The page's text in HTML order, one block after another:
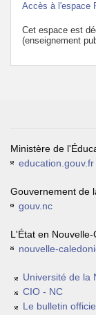
Accès à l'espace
Cet espace est
(enseignement
Ministère de
education.gouv.fr
Gouvernement de
gouv.nc
L'État en
nouvelle-
Université de la
CIO - NC
Le bulletin officiel